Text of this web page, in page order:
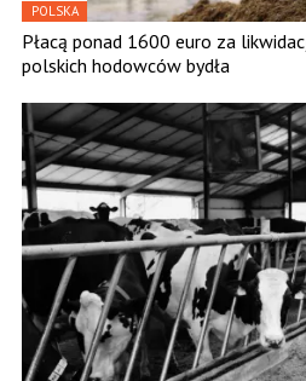
POLSKA
Płacą ponad 1600 euro za
polskich hodowców bydła